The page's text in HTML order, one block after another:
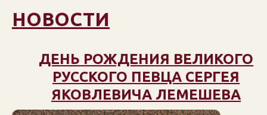
НОВОСТИ
ДЕНЬ РОЖДЕНИЯ ВЕЛИКОГО
РУССКОГО ПЕВЦА СЕРГЕЯ
ЯКОВЛЕВИЧА ЛЕМЕШЕВА